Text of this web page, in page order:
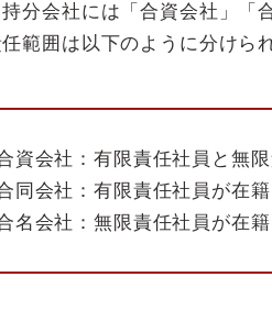
持分会社には「合資会社」「
範囲は以下のように分けら
資会社：有限責任社員と無
同会社：有限責任社員が在籍
名会社：無限責任社員が在籍